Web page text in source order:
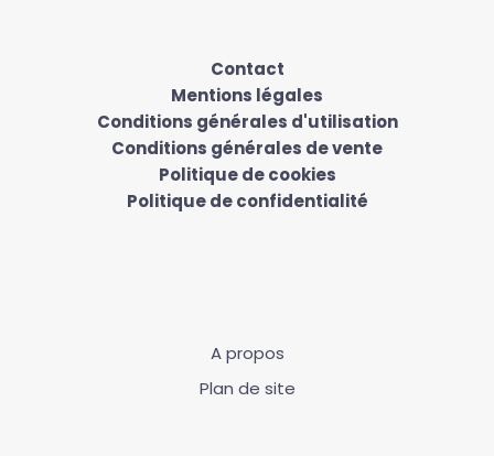
Contact
Mentions légales
Conditions générales d'utilisation
Conditions générales de vente
Politique de cookies
Politique de confidentialité
A propos
Plan de site